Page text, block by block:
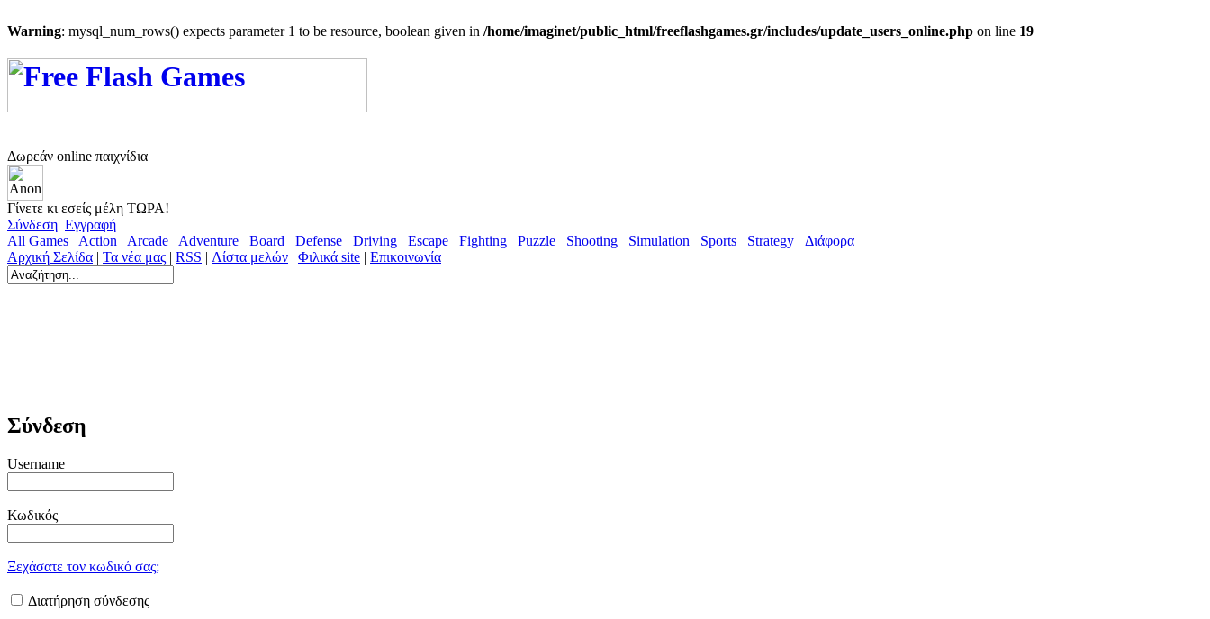
Warning: mysql_num_rows() expects parameter 1 to be resource, boolean given in /home/imaginet/public_html/freeflashgames.gr/includes/update_users_online.php on line 19
Δωρεάν online παιχνίδια
Γίνετε κι εσείς μέλη ΤΩΡΑ!
Σύνδεση Εγγραφή
All Games
Action Arcade Adventure Board Defense Driving Escape Fighting Puzzle Shooting Simulation Sports Strategy
Διάφορα
Αρχική Σελίδα | Τα νέα μας | RSS | Λίστα μελών | Φιλικά site | Επικοινωνία
Σύνδεση
Username
Κωδικός
Ξεχάσατε τον κωδικό σας;
Διατήρηση σύνδεσης